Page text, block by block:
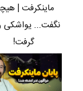
ماینکرفت |
نگفت... یواشکی
گرفت!